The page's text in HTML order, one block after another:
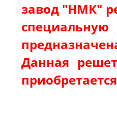
завод "НМК"
Данная